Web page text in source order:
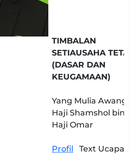
TIMBALAN
SETIAUSAHA
(DASAR DAN
KEUGAMAAN)
Yang Mulia Awang
Haji Shamshol bin
Haji Omar
Profil​ Text Ucapan